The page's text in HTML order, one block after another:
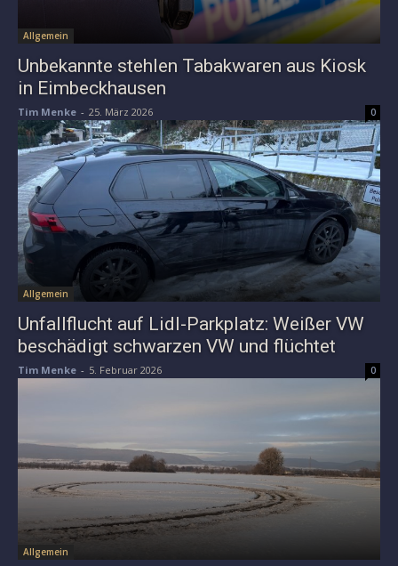
Allgemein
Unbekannte stehlen Tabakwaren aus Kiosk
in Eimbeckhausen
Tim Menke - 25. März 2026 0
Allgemein
Unfallflucht auf Lidl-Parkplatz: Weißer VW
beschädigt schwarzen VW und flüchtet
Tim Menke - 5. Februar 2026 0
Allgemein